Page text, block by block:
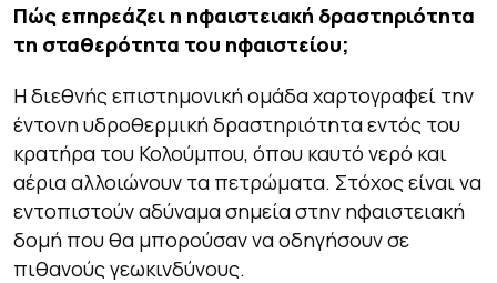
Πώς επηρεάζει η ηφαιστειακή δραστηριότητα
τη σταθερότητα του ηφαιστείου;
Η διεθνής επιστημονική ομάδα χαρτογραφεί την
έντονη υδροθερμική δραστηριότητα εντός του
κρατήρα του Κολούμπου, όπου καυτό νερό και
αέρια αλλοιώνουν τα πετρώματα. Στόχος είναι να
εντοπιστούν αδύναμα σημεία στην ηφαιστειακή
δομή που θα μπορούσαν να οδηγήσουν σε
πιθανούς γεωκινδύνους.